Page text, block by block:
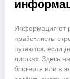
Информация от
прайс-листы
путаются, если
листках. Здесь
блокноте или в